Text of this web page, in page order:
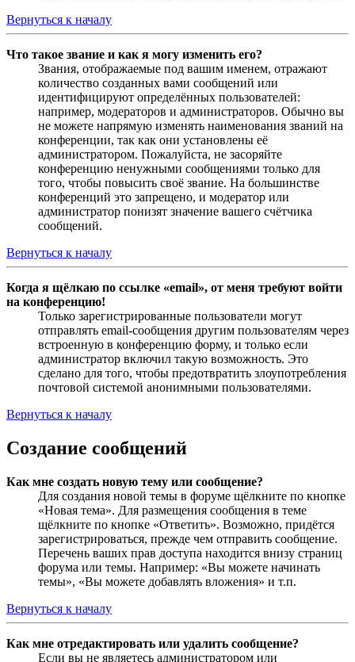
Вернуться к началу
Что такое звание и как я могу изменить его?
Звания, отображаемые под вашим именем, отражают
количество созданных вами сообщений или
идентифицируют определённых пользователей:
например, модераторов и администраторов. Обычно вы
не можете напрямую изменять наименования званий на
конференции, так как они установлены её
администратором. Пожалуйста, не засоряйте
конференцию ненужными сообщениями только для
того, чтобы повысить своё звание. На большинстве
конференций это запрещено, и модератор или
администратор понизят значение вашего счётчика
сообщений.
Вернуться к началу
Когда я щёлкаю по ссылке «email», от меня требуют войти
на конференцию!
Только зарегистрированные пользователи могут
отправлять email-сообщения другим пользователям через
встроенную в конференцию форму, и только если
администратор включил такую возможность. Это
сделано для того, чтобы предотвратить злоупотребления
почтовой системой анонимными пользователями.
Вернуться к началу
Создание сообщений
Как мне создать новую тему или сообщение?
Для создания новой темы в форуме щёлкните по кнопке
«Новая тема». Для размещения сообщения в теме
щёлкните по кнопке «Ответить». Возможно, придётся
зарегистрироваться, прежде чем отправить сообщение.
Перечень ваших прав доступа находится внизу страниц
форума или темы. Например: «Вы можете начинать
темы», «Вы можете добавлять вложения» и т.п.
Вернуться к началу
Как мне отредактировать или удалить сообщение?
Если вы не являетесь администратором или